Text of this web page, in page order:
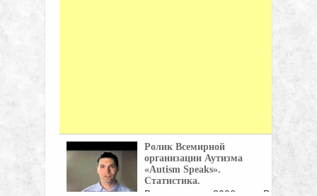
Ролик Всемирной
организации Аутизма
«Autism Speaks».
Статистика.
Видео снято в 2006 году. В